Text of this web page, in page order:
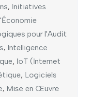
, Initiatives
pour l'Audit
, Intelligence
, IoT (Internet
, Logiciels
, Mise en Œuvre